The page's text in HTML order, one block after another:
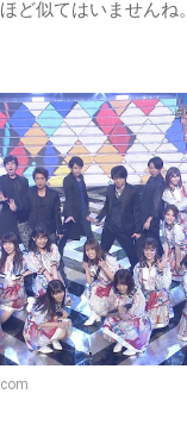
ど似てはいませんね。